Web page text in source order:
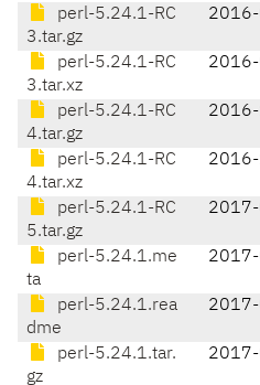
perl-5.24.1-RC
3.tar.gz
perl-5.24.1-RC
3.tar.xz
perl-5.24.1-RC
4.tar.gz
perl-5.24.1-RC
4.tar.xz
perl-5.24.1-RC
5.tar.gz
perl-5.24.1.me
ta
perl-5.24.1.rea
dme
perl-5.24.1.tar.
gz